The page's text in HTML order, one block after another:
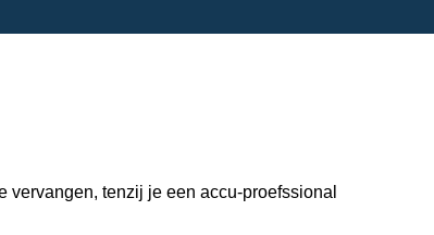
vervangen, tenzij je een accu-proefssional